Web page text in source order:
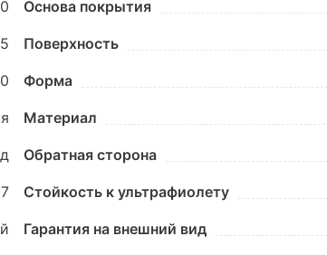
Основа покрытия
Поверхность
Форма
Материал
Обратная сторона
Стойкость к ультрафиолету
Гарантия на внешний вид